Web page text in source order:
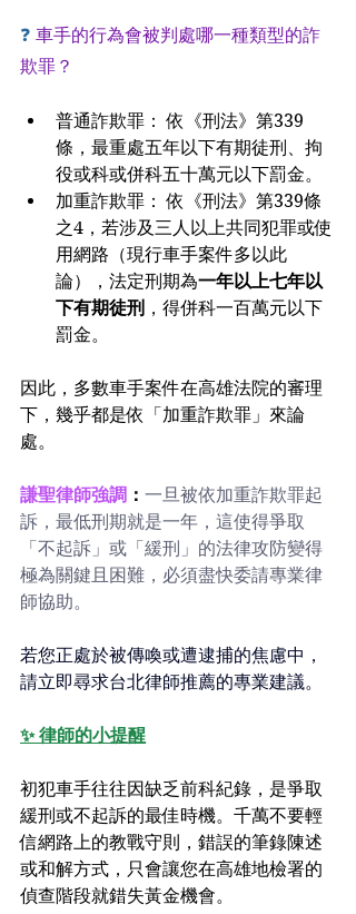
❓ 車手的行為會被判處哪一種類型的詐
欺罪？
普通詐欺罪： 依《刑法》第339
條，最重處五年以下有期徒刑、拘
役或科或併科五十萬元以下罰金。
加重詐欺罪： 依《刑法》第339條
之4，若涉及三人以上共同犯罪或使
用網路（現行車手案件多以此
論），法定刑期為一年以上七年以
下有期徒刑 ，得併科一百萬元以下
罰金。
因此，多數車手案件在高雄法院的審理
下，幾乎都是依「加重詐欺罪」來論
處。
謙聖律師強調 ： 一旦被依加重詐欺罪起
訴，最低刑期就是一年，這使得爭取
「不起訴」或「緩刑」的法律攻防變得
極為關鍵且困難，必須盡快委請專業律
師協助。
若您正處於被傳喚或遭逮捕的焦慮中，
請立即尋求台北律師推薦的專業建議。
✨ 律師的小提醒
初犯車手往往因缺乏前科紀錄，是爭取
緩刑或不起訴的最佳時機。千萬不要輕
信網路上的教戰守則，錯誤的筆錄陳述
或和解方式，只會讓您在高雄地檢署的
偵查階段就錯失黃金機會。